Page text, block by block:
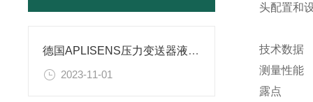
德国APLISENS压力变送器液位探头介绍
2023-11-01
头配置和
技术数据
测量性能
露点